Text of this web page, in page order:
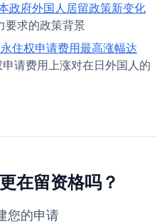
政府外国人居留政策新变化
求的政策背景
住权申请费用最高涨幅达
请费用上涨对在日外国人的
在留资格吗？
您的申请